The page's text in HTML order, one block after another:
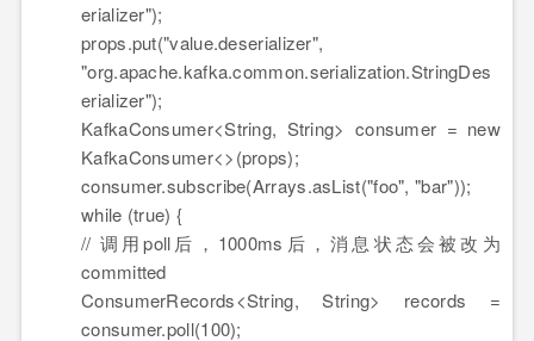
erializer");
props.put("value.deserializer",
"org.apache.kafka.common.serialization.StringDes
erializer");
KafkaConsumer<String, String> consumer = new
KafkaConsumer<>(props);
consumer.subscribe(Arrays.asList("foo","bar"));
while (true) {
// 调用poll后，1000ms后，消息状态会被改为
committed
ConsumerRecords<String,String> records =
consumer.poll(100);